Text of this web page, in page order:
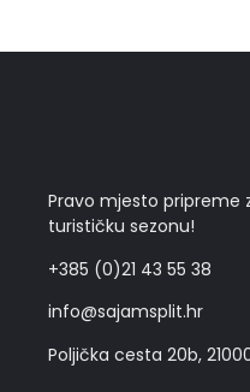
Pravo mjesto pripreme
turističku sezonu!
+385 (0)21 43 55 38
info@sajamsplit.hr
Poljička cesta 20b,